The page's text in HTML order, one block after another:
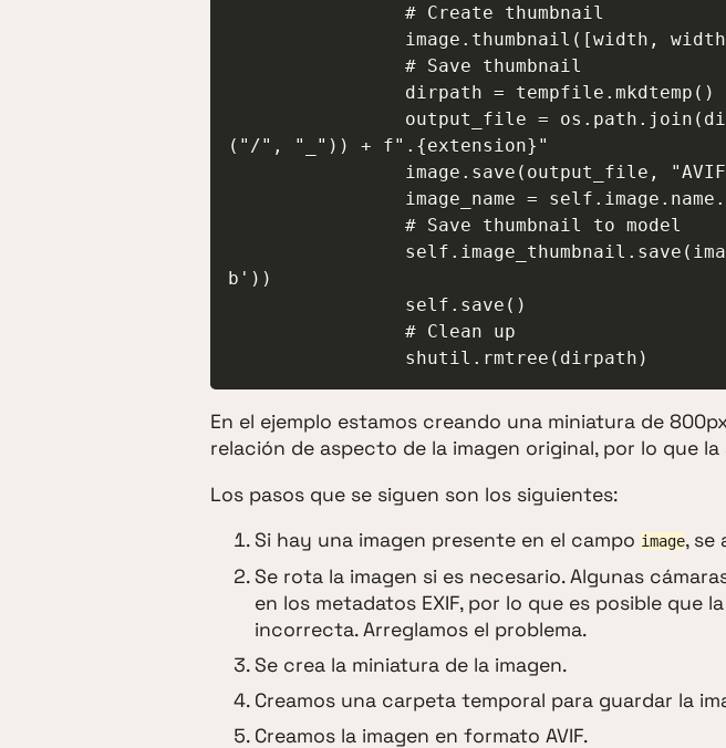
("/", "_")) + f".{extension}"
b'))
                shutil.rmtree(dirpath)
En el ejemplo estamos creando una miniatura de
relación de aspecto de la imagen original, por lo que
Los pasos que se siguen son los siguientes:
Si hay una imagen presente en el campo image, se
Se rota la imagen si es necesario. Algunas
en los metadatos EXIF, por lo que es posible que
incorrecta. Arreglamos el problema.
Se crea la miniatura de la imagen.
Creamos una carpeta temporal para guardar la
Creamos la imagen en formato AVIF.